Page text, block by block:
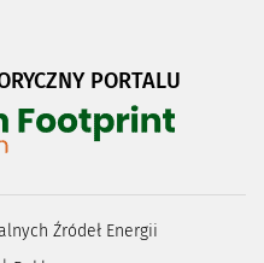
PORTALU
Źródeł Energii